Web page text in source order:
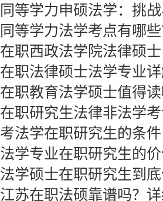
同等学力申硕法学：挑
同等学力法学考点有哪
在职西政法学院法律硕士
在职法律硕士法学专业详
在职教育法学硕士值得
在职研究生法律非法学
考法学在职研究生的条件
法学专业在职研究生的
法学硕士在职研究生到
江苏在职法硕靠谱吗？详